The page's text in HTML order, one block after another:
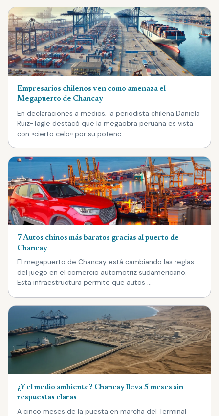
Empresarios chilenos ven como amenaza el
Megapuerto de Chancay
En declaraciones a medios, la periodista chilena Daniela
Ruiz-Tagle destacó que la megaobra peruana es vista
con «cierto celo» por su potenc…
7 Autos chinos más baratos gracias al puerto de
Chancay
El megapuerto de Chancay está cambiando las reglas
del juego en el comercio automotriz sudamericano.
Esta infraestructura permite que autos …
¿Y el medio ambiente? Chancay lleva 5 meses sin
respuestas claras
A cinco meses de la puesta en marcha del Terminal